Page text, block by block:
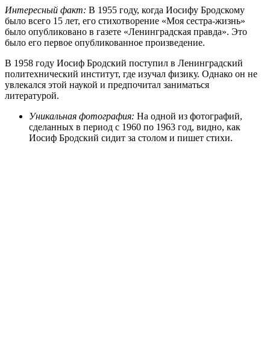
Интересный факт: В 1955 году, когда Иосифу Бродскому
было всего 15 лет, его стихотворение «Моя сестра-жизнь»
было опубликовано в газете «Ленинградская правда». Это
было его первое опубликованное произведение.
В 1958 году Иосиф Бродский поступил в Ленинградский
политехнический институт, где изучал физику. Однако он не
увлекался этой наукой и предпочитал заниматься
литературой.
Уникальная фотография: На одной из фотографий,
сделанных в период с 1960 по 1963 год, видно, как
Иосиф Бродский сидит за столом и пишет стихи.